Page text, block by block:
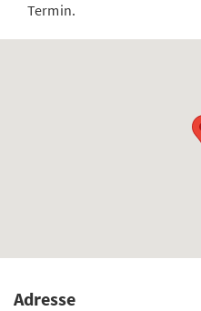
Termin.
Adresse